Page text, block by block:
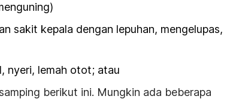
sakit kepala dengan lepuhan, mengelupas,
nyeri, lemah otot; atau
berikut ini. Mungkin ada beberapa